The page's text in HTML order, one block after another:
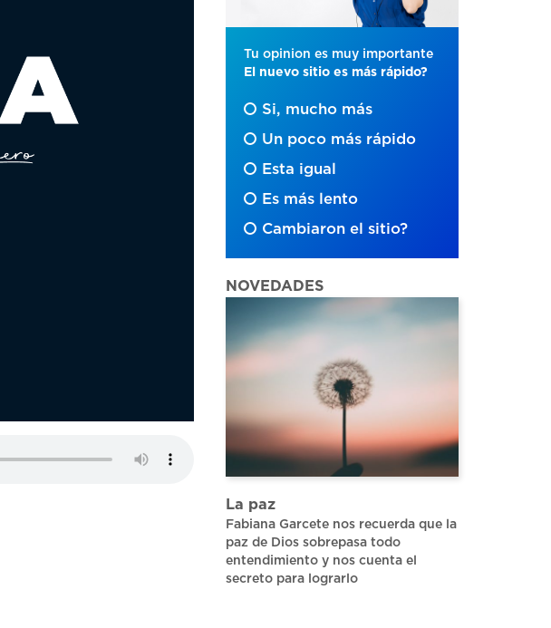
Tu opinion es muy importante
El nuevo sitio es más rápido?
Si, mucho más
Un poco más rápido
Esta igual
Es más lento
Cambiaron el sitio?
NOVEDADES
La paz
Fabiana Garcete nos recuerda que la
paz de Dios sobrepasa todo
entendimiento y nos cuenta el
secreto para lograrlo